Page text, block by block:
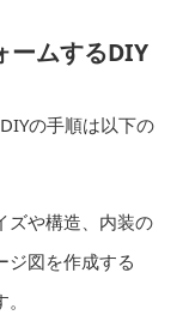
ームするDIY
の手順は以下の
ズや構造、内装の
ジ図を作成する